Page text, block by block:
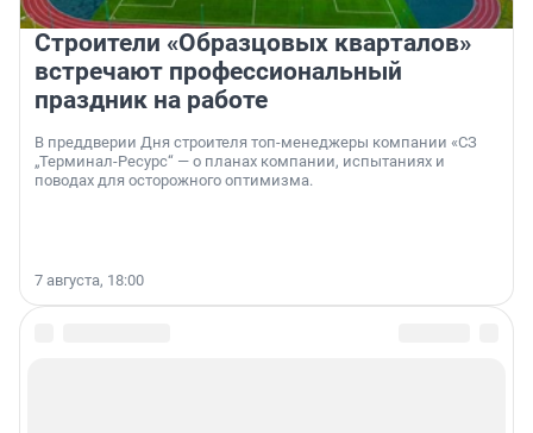
Строители «Образцовых кварталов»
встречают профессиональный
праздник на работе
В преддверии Дня строителя топ-менеджеры компании «СЗ
„Терминал-Ресурс“ — о планах компании, испытаниях и
поводах для осторожного оптимизма.
7 августа, 18:00